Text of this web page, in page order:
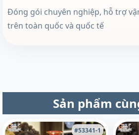
Đóng gói chuyên nghiệp, hỗ trợ
trên toàn quốc và quốc tế
Sản phẩm
#53341-1